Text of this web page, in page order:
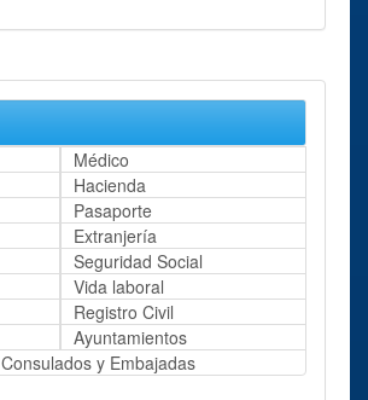
Médico
Hacienda
Pasaporte
Extranjería
Seguridad Social
Vida laboral
Registro Civil
Ayuntamientos
Consulados y Embajadas